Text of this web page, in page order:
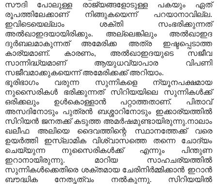
സൗദി പോലുള്ള രാജ്യങ്ങളോടുള്ള പകയും ഏത്
രൂപത്തിലേക്കാണ് നിങ്ങുകയെന്ന് പറയാനാവില്ല.
ഇവിടെയെല്ലാം ശക്തി സംഭരിക്കുന്നത്
അല്‍ഖാഇദയായിരിക്കും. അല്ലെങ്കിലും അല്‍ഖാഇദ
ദുര്‍ബലമാകുന്നത് അമേരിക്ക അത്ര ഇഷ്ടപ്പെടാത്ത
കാര്യമാണ്. കാരണം, അല്‍ഖാഇദയുടെ സജീവ
സാന്നിദ്ധ്യമാണ് ആയുധവ്യാപാര വിപണി
സജീവമാക്കുകയെന്ന് അമേരിക്കക്ക് അറിയാം.
ഭൂരിഭാഗം വരുന്ന സുന്നികളെ ന്യൂനപക്ഷമായ
നുസൈരികള്‍ ഭരിക്കുന്നത് സിറിയയിലെ സുന്നികള്‍ക്ക്
ഒരിക്കലും ഉള്‍കൊള്ളാന്‍ പറ്റാത്തതാണ്. പിതാവ്
അസദിനോടും പുത്രന്‍ ബശ്ശാറിനോടും ഇക്കാര്യത്തില്‍
സിറിയന്‍ ജനതക്ക് കടുത്ത അമര്‍ഷമുണ്ടായിരുന്നു.നാലാം
ഖലീഫ അലിയെ ദൈവത്തിന്റെ സ്ഥാനത്തേക്ക് വരെ
ഉയര്‍ത്തി ഇസ്‌ലാമിക വിശ്വാസത്തെ തന്നെ ചോദ്യം
ചെയ്യുന്ന നുസൈരികള്‍ക്ക് എന്നും പിന്തുണ
ഇറാനായിരുന്നു. മാറിയ സാഹചര്യത്തില്‍
സുന്നികള്‍ക്കെതിരെ ശക്തമായ ചേരിനിര്‍മ്മിക്കാന്‍ ഇറാന്‍
ബൗദ്ധിക നേതൃത്വം നല്‍കുന്നു. സിറിയയില്‍